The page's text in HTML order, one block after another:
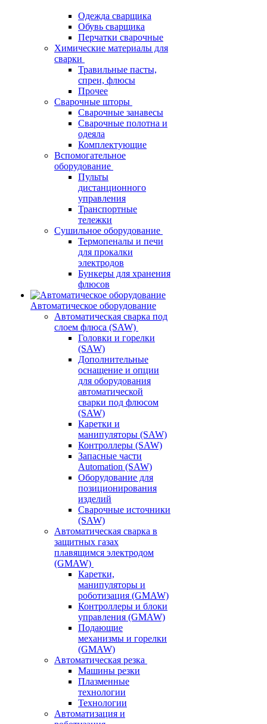
Одежда сварщика
Обувь сварщика
Перчатки сварочные
Химические материалы для
сварки
Травильные пасты,
спреи, флюсы
Прочее
Сварочные шторы
Сварочные занавесы
Сварочные полотна и
одеяла
Комплектующие
Вспомогательное
оборудование
Пульты
дистанционного
управления
Транспортные
тележки
Сушильное оборудование
Термопеналы и печи
для прокалки
электродов
Бункеры для хранения
флюсов
Автоматическое оборудование
Автоматическая сварка под
слоем флюса (SAW)
Головки и горелки
(SAW)
Дополнительные
оснащение и опции
для оборудования
автоматической
сварки под флюсом
(SAW)
Каретки и
манипуляторы (SAW)
Контроллеры (SAW)
Запасные части
Automation (SAW)
Оборудование для
позиционирования
изделий
Сварочные источники
(SAW)
Автоматическая сварка в
защитных газах
плавящимся электродом
(GMAW)
Каретки,
манипуляторы и
роботизация (GMAW)
Контроллеры и блоки
управления (GMAW)
Подающие
механизмы и горелки
(GMAW)
Автоматическая резка
Машины резки
Плазменные
технологии
Технологии
Автоматизация и